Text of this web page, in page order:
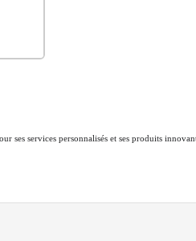
ses services personnalisés et ses produits